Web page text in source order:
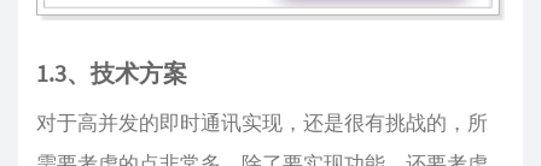
1.3、技术方案
对于高并发的即时通讯实现，还是很有挑战的，所